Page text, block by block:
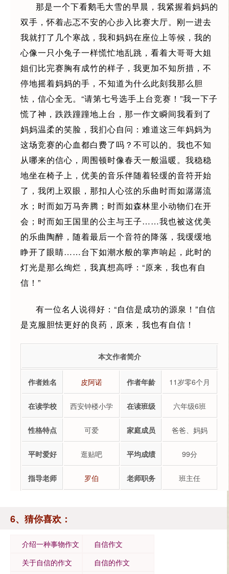
那是一个下看鹅毛大雪的早晨，我紧握着妈妈的
双手，怀着忐忑不安的心步入比赛大厅。刚一进去
我就打了几个寒战，我和妈妈在座位上等候，我的
心像一只小兔子一样慌忙地乱跳，看着大哥哥大姐
姐们比完赛胸有成竹的样子，我更加不知所措，不
停地摇着妈妈的手，不知道为什么此刻我那么胆
怯，信心全无。“请第七号选手上台竞赛！”我一下子
慌了神，跌跌蹱蹱地上台，那一作文瞬间我看到了
妈妈温柔的笑脸，我扪心自问：难道这三年妈妈为
这场竞赛的心血都白费了吗？不可以的。我也不知
从哪来的信心，周围顿时像春天一般温暖。我稳稳
地坐在椅子上，优美的音乐伴随着轻缓的音符开始
了，我闭上双眼，那扣人心弦的乐曲时而如潺潺流
水；时而如万马奔腾；时而如森林里小动物们在开
会；时而如王国里的公主与王子……我也被这优美
的乐曲陶醉，随着最后一个音符的降落，我缓缓地
睁开了眼睛……台下如潮水般的掌声响起，此时的
灯光是那么绚烂，我真想高呼：“原来，我也有自
信！”
有一位名人说得好：“自信是成功的源泉！”自信
是克服胆怯更好的良药，原来，我也有自信！
本文作者简介
作者姓名 皮阿诺 作者年龄 11岁零6个月
在读学校 西安钟楼小学 在读班级 六年级6班
性格特点 可爱 家庭成员 爸爸、妈妈
平时爱好 逛贴吧 平均成绩 99分
指导老师 罗伯 老师职务 班主任
6、猜你喜欢：
介绍一种事物作文
500字
自信作文
关于自信的作文
自信的作文